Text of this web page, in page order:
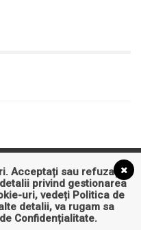
Constructii
Cultura
Industrie
IT&C
Turism
Acceptați sau refuzați
privind gestionarea
uri, vedeți Politica de
detalii, va rugam sa
Confidențialitate.